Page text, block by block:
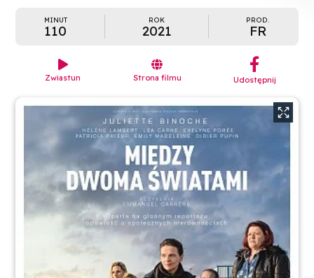
MINUT
110
ROK
2021
PROD.
FR

Zwiastun

Strona filmu
︁
Udostępnij